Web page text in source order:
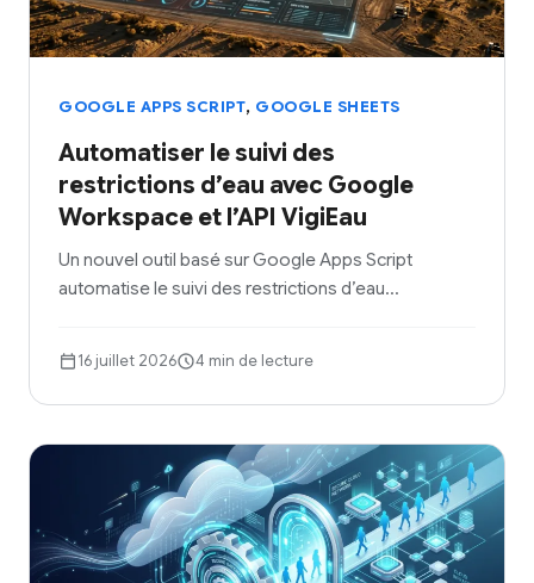
GOOGLE APPS SCRIPT, GOOGLE SHEETS
Automatiser le suivi des
restrictions d’eau avec Google
Workspace et l’API VigiEau
Un nouvel outil basé sur Google Apps Script
automatise le suivi des restrictions d’eau…
16 juillet 2026 4 min de lecture